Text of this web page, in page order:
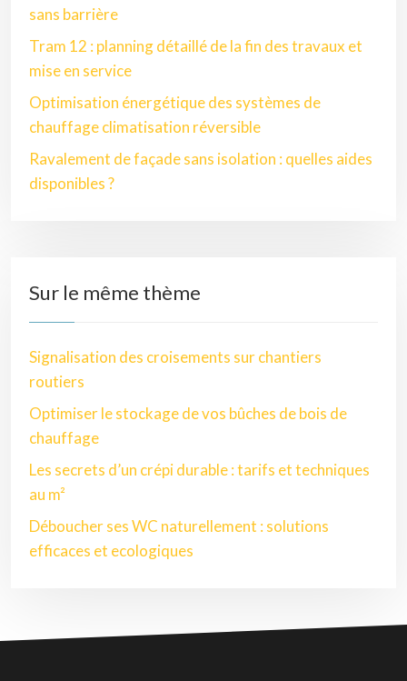
sans barrière
Tram 12 : planning détaillé de la fin des travaux et
mise en service
Optimisation énergétique des systèmes de
chauffage climatisation réversible
Ravalement de façade sans isolation : quelles aides
disponibles ?
Sur le même thème
Signalisation des croisements sur chantiers
routiers
Optimiser le stockage de vos bûches de bois de
chauffage
Les secrets d’un crépi durable : tarifs et techniques
au m²
Déboucher ses WC naturellement : solutions
efficaces et ecologiques